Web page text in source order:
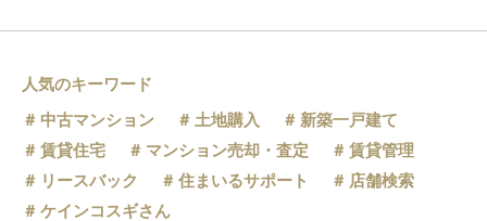
人気のキーワード
中古マンション
土地購入
新築一戸建て
賃貸住宅
マンション売却・査定
賃貸管理
リースバック
住まいるサポート
店舗検索
ケインコスギさん